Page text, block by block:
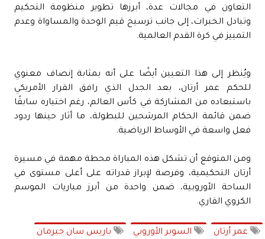
التعاون في مجالات عدة، أبرزها تطوير منظومة التحكيم
وتبادل الخبرات، إلى جانب ترسيخ قيم الوحدة والمساواة وعدم
التمييز في كرة القدم العالمية.
ويُنظر إلى هذا التعيين أيضًا على أنه بمثابة إنصاف معنوي
للحكم عمر أرتان، بعد الجدل الذي رافق القرار الأمريكي
باستبعاده من المشاركة في كأس العالم، رغم اختياره سابقًا
ضمن قائمة الحكام المرشحين للبطولة، ما أثار حينها ردود
فعل واسعة في الأوساط الرياضية.
ومن المتوقع أن تشكل هذه المباراة محطة مهمة في مسيرة
أرتان التحكيمية، وفرصة لإبراز قدراته على أعلى مستوى في
الساحة الأوروبية، ضمن واحدة من أبرز مباريات الموسم
الكروي القاري.
عمر أرتان السوبر الأوروبي باريس سان جيرمان